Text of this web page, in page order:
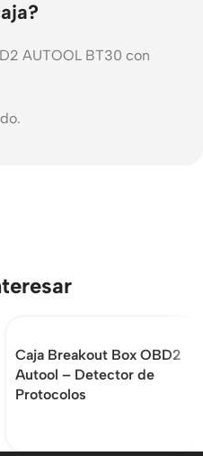
AUTOOL BT30 con
Caja Breakout Box OBD2
Autool – Detector de
Protocolos